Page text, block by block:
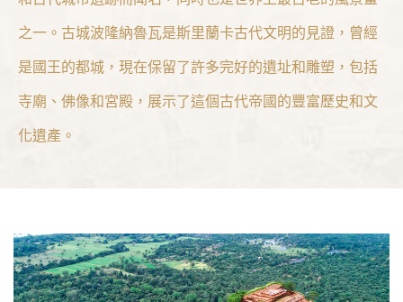
之一。古城波隆納魯瓦是斯里蘭卡古代文明的見證，曾經
是國王的都城，現在保留了許多完好的遺址和雕塑，包括
寺廟、佛像和宮殿，展示了這個古代帝國的豐富歷史和文
化遺產。